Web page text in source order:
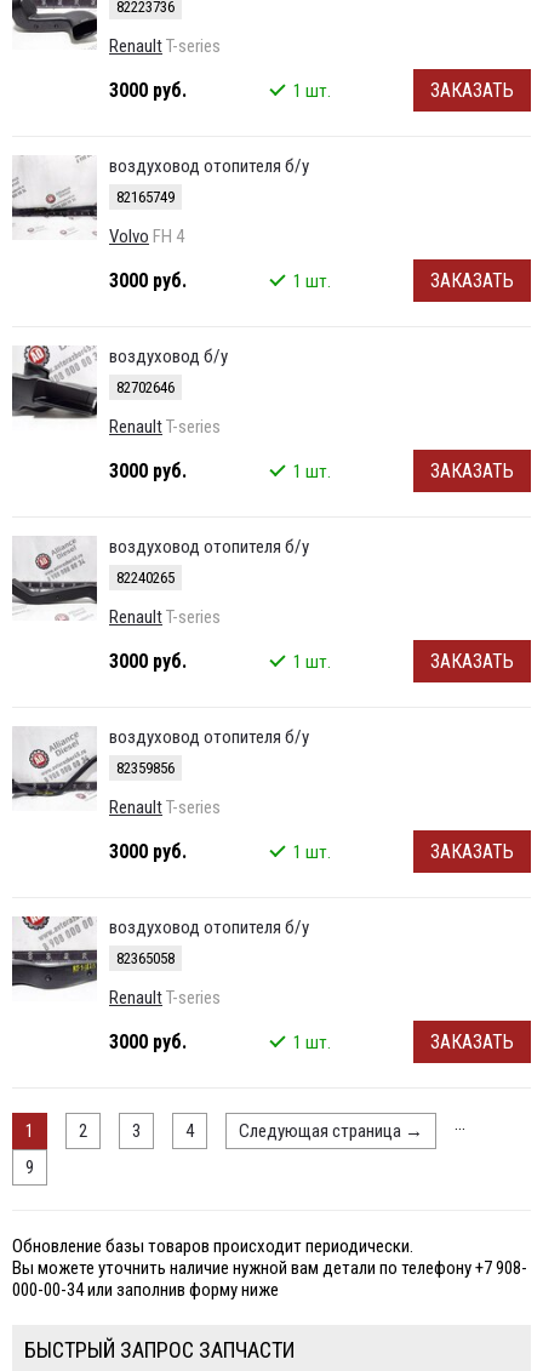
82223736
RenaultT-series
3000 руб. 1 шт. ЗАКАЗАТЬ
воздуховод отопителя б/у
82165749
Volvo FH 4
3000 руб. 1 шт. ЗАКАЗАТЬ
воздуховод б/у
82702646
RenaultT-series
3000 руб. 1 шт. ЗАКАЗАТЬ
воздуховод отопителя б/у
82240265
RenaultT-series
3000 руб. 1 шт. ЗАКАЗАТЬ
воздуховод отопителя б/у
82359856
RenaultT-series
3000 руб. 1 шт. ЗАКАЗАТЬ
воздуховод отопителя б/у
82365058
RenaultT-series
3000 руб. 1 шт. ЗАКАЗАТЬ
1 2 3 4 Следующая страница →
...
9
Обновление базы товаров происходит периодически.
Вы можете уточнить наличие нужной вам детали по телефону +7 908-
000-00-34 или заполнив форму ниже
БЫСТРЫЙ ЗАПРОС ЗАПЧАСТИ